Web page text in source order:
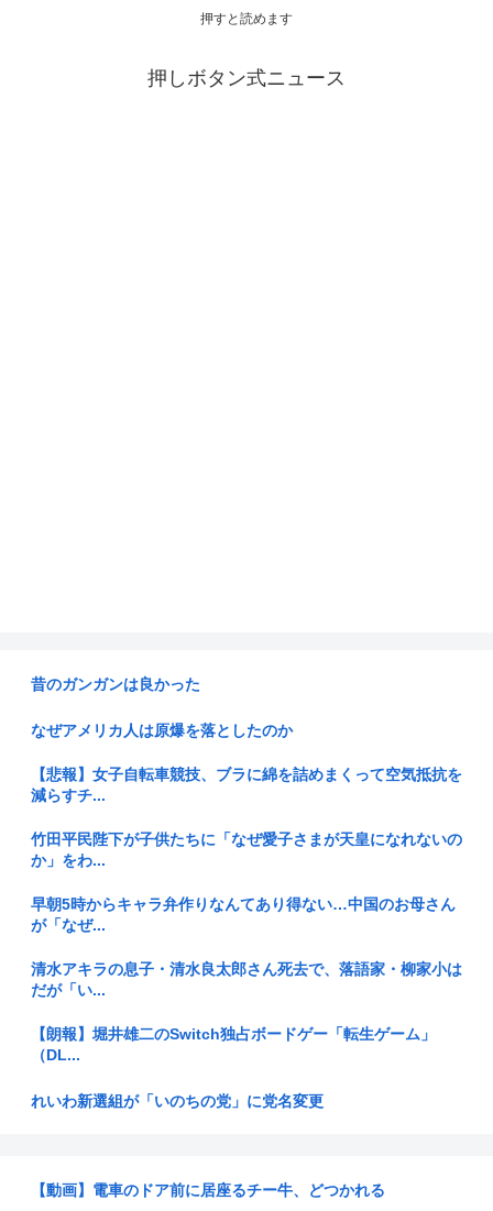
押すと読めます
押しボタン式ニュース
昔のガンガンは良かった
なぜアメリカ人は原爆を落としたのか
【悲報】女子自転車競技、ブラに綿を詰めまくって空気抵抗を
減らすチ...
竹田平民陛下が子供たちに「なぜ愛子さまが天皇になれないの
か」をわ...
早朝5時からキャラ弁作りなんてあり得ない…中国のお母さん
が「なぜ...
清水アキラの息子・清水良太郎さん死去で、落語家・柳家小は
だが「い...
【朗報】堀井雄二のSwitch独占ボードゲー「転生ゲーム」
（DL...
れいわ新選組が「いのちの党」に党名変更
【動画】電車のドア前に居座るチー牛、どつかれる